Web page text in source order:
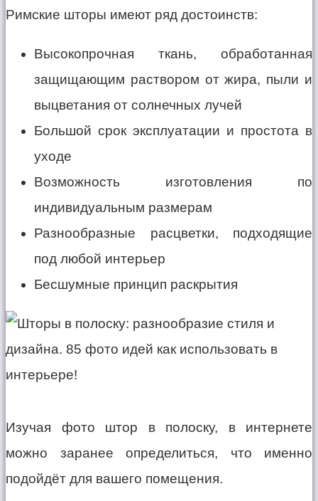
Римские шторы имеют ряд достоинств:
Высокопрочная ткань, обработанная
защищающим раствором от жира, пыли и
выцветания от солнечных лучей
Большой срок эксплуатации и простота в
уходе
Возможность изготовления по
индивидуальным размерам
Разнообразные расцветки, подходящие
под любой интерьер
Бесшумные принцип раскрытия
Изучая фото штор в полоску, в интернете
можно заранее определиться, что именно
подойдёт для вашего помещения.